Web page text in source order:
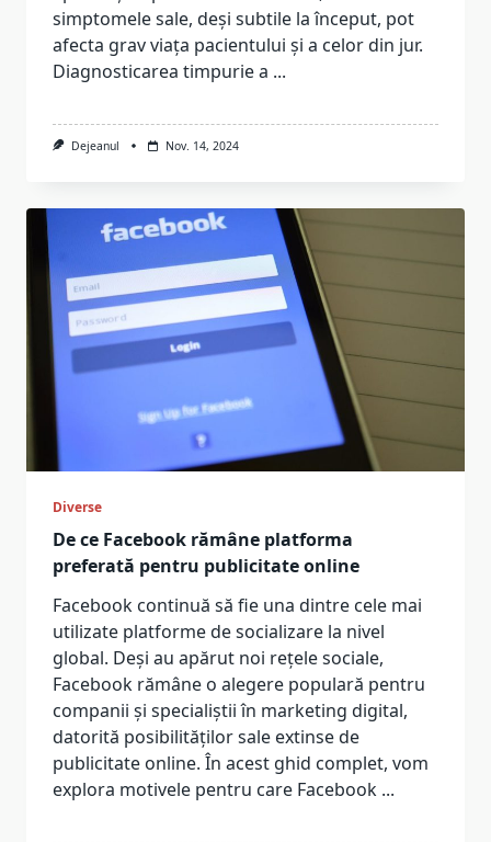
simptomele sale, deși subtile la început, pot
afecta grav viața pacientului și a celor din jur.
Diagnosticarea timpurie a ...
Dejeanul Nov. 14, 2024
Diverse
De ce Facebook rămâne platforma
preferată pentru publicitate online
Facebook continuă să fie una dintre cele mai
utilizate platforme de socializare la nivel
global. Deși au apărut noi rețele sociale,
Facebook rămâne o alegere populară pentru
companii și specialiștii în marketing digital,
datorită posibilităților sale extinse de
publicitate online. În acest ghid complet, vom
explora motivele pentru care Facebook ...